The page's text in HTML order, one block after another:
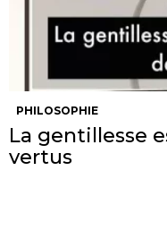
PHILOSOPHIE
La gentillesse
vertus